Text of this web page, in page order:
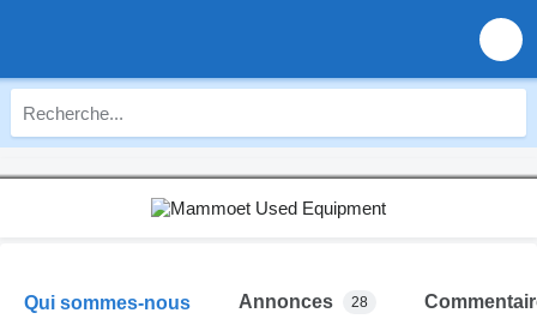
Qui sommes-nous Annonces 28